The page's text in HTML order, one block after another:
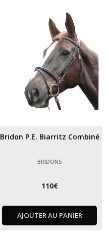
Bridon P.E. Biarritz Combiné
BRIDONS
110€
AJOUTER AU PANIER